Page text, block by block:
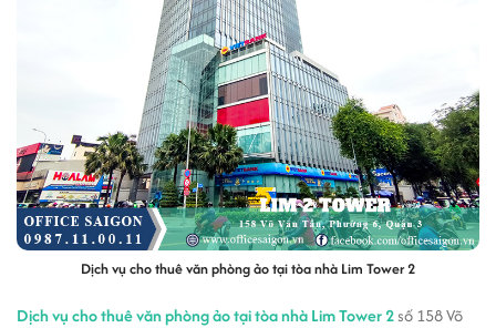
Dịch vụ cho thuê văn phòng ảo tại tòa nhà Lim Tower 2
Dịch vụ cho thuê văn phòng ảo tại tòa nhà Lim Tower 2số 158 Võ